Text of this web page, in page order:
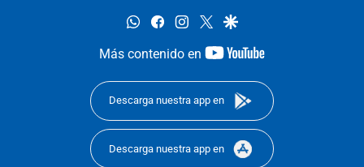
whatsappfacebookinstagram
twittergoogle
Más contenido en
youtube-
Descarga nuestra app en
Descarga nuestra app en